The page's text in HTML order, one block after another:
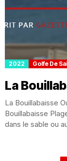
2022 Golfe De
La
La Bouillabaisse
Bouillabaisse
dans le sable ou